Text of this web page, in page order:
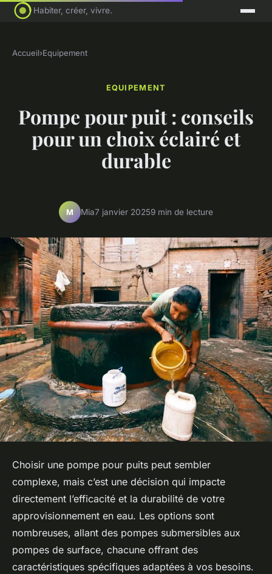
Habiter, créer, vivre.
Accueil›Equipement
EQUIPEMENT
Pompe pour puit : conseils
pour un choix éclairé et
durable
M Mia7 janvier 20259 min de lecture
Choisir une pompe pour puits peut sembler
complexe, mais c’est une décision qui impacte
directement l’efficacité et la durabilité de votre
approvisionnement en eau. Les options sont
nombreuses, allant des pompes submersibles aux
pompes de surface, chacune offrant des
caractéristiques spécifiques adaptées à vos besoins.